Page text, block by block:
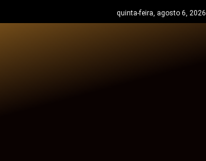
quinta-feira, agosto 6, 2026